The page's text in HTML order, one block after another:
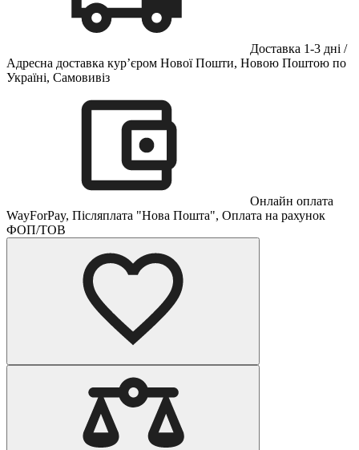
Доставка 1-3 дні /
Адресна доставка кур’єром Нової Пошти, Новою Поштою по
Україні, Самовивіз
Онлайн оплата
WayForPay, Післяплата "Нова Пошта", Оплата на рахунок
ФОП/ТОВ